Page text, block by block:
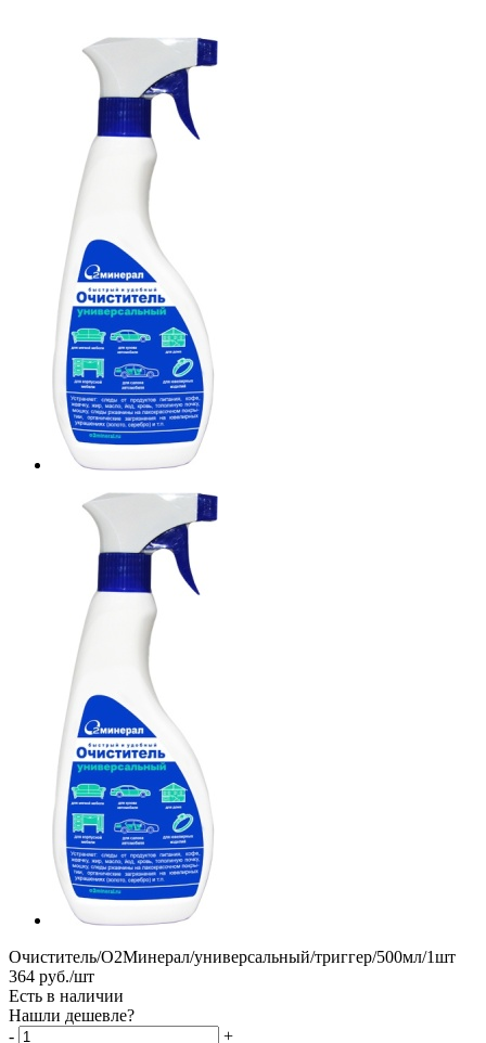
Очиститель/О2Минерал/универсальный/триггер/500мл/1шт
364 руб./шт
Есть в наличии
Нашли дешевле?
-
+